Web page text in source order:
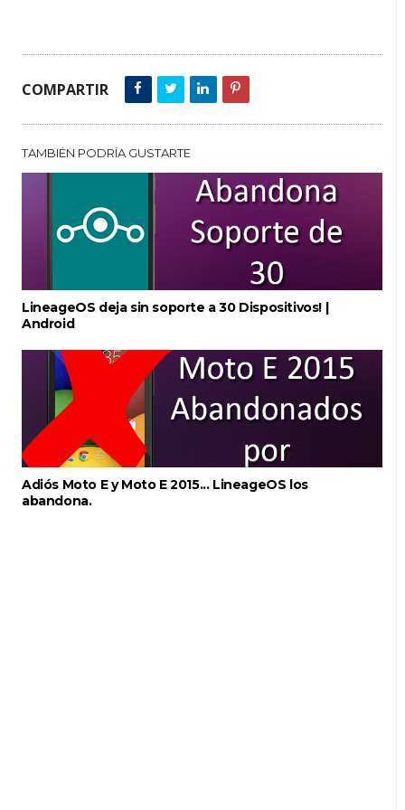
COMPARTIR
TAMBIÉN PODRÍA GUSTARTE
LineageOS deja sin soporte a 30 Dispositivos! |
Android
Adiós Moto E y Moto E 2015... LineageOS los
abandona.